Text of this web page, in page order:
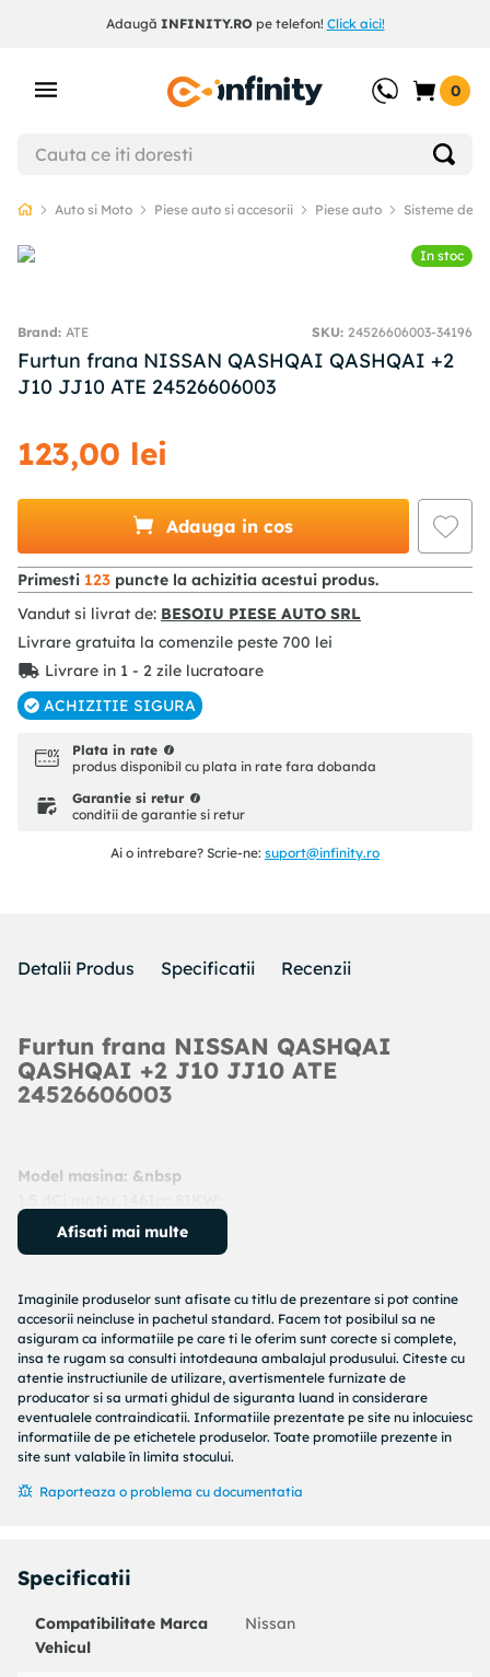
Adaugă INFINITY.ROpe telefon! Click aici!
0
Auto si Moto Piese auto si accesorii Piese auto Sisteme de
In stoc
ATE SKU: 24526606003-34196
Furtun frana NISSAN QASHQAI QASHQAI +2
J10 JJ10 ATE 24526606003
123,00 lei
Adauga in cos
Primesti 123 puncte la achizitia acestui produs.
Vandut si livrat de: BESOIU PIESE AUTO SRL
Livrare gratuita la comenzile peste 700 lei
Livrare in 1 - 2 zile lucratoare
ACHIZITIE SIGURA
Plata in rate
produs disponibil cu plata in rate fara dobanda
Garantie si retur
conditii de garantie si retur
Ai o intrebare? Scrie-ne: suport@infinity.ro
Detalii Produs Specificatii Recenzii
Furtun frana NISSAN QASHQAI
QASHQAI +2 J10 JJ10 ATE
24526606003
Model masina: &nbsp
1.6 motor 1598cc 84KW;
An: 2007 - prezent
Producator:ATE
Denumire produs:Furtun frana
Specificatii produs:
Lungime [mm] : 600
Filet interior (mm) : M10x1
Deschidere cheie : 19
Diametru alezaj flansa [mm] : 10
Articol completare/Info suplimentar 2 : fara surub gaurit
Partea de montare : Axa fata stanga
Coduri echivalente:
: 331161
Afisati mai multe
Imaginile produselor sunt afisate cu titlu de prezentare si pot contine
accesorii neincluse in pachetul standard. Facem tot posibilul sa ne
asiguram ca informatiile pe care ti le oferim sunt corecte si complete,
insa te rugam sa consulti intotdeauna ambalajul produsului. Citeste cu
atentie instructiunile de utilizare, avertismentele furnizate de
producator si sa urmati ghidul de siguranta luand in considerare
eventualele contraindicatii. Informatiile prezentate pe site nu inlocuiesc
informatiile de pe etichetele produselor. Toate promotiile prezente in
site sunt valabile în limita stocului.
Raporteaza o problema cu documentatia
Specificatii
Compatibilitate Marca
Vehicul
Nissan